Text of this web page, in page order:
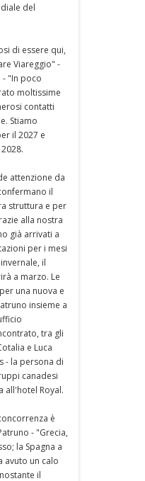
del
di essere qui,
Viareggio" -
"In poco
moltissime
contatti
Stiamo
il 2027 e
attenzione da
il
struttura e per
alla nostra
già arrivati a
per i mesi
il
a marzo. Le
una nuova e
insieme a
tra gli
e Luca
- la persona di
canadesi
all'hotel Royal.
è
- "Grecia,
la Spagna a
avuto un calo
il